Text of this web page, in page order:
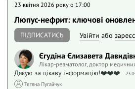
23 квітня 2026 року o 17:00
Люпус-нефрит: ключові
ПІДПИСАТИСЬ Увійти або
Єгудіна Єлизавета
Лікар-ревматолог, доктор
Дякую за цікаву інформацію!❤️❤️❤️
Тетяна Пугайчук